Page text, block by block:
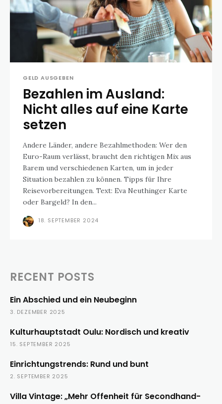
GELD AUSGEBEN
Bezahlen im Ausland:
Nicht alles auf eine Karte
setzen
Andere Länder, andere Bezahlmethoden: Wer den
Euro-Raum verlässt, braucht den richtigen Mix aus
Barem und verschiedenen Karten, um in jeder
Situation bezahlen zu können. Tipps für Ihre
Reisevorbereitungen. Text: Eva Neuthinger Karte
oder Bargeld? In den...
18. SEPTEMBER 2024
RECENT POSTS
Ein Abschied und ein Neubeginn
3. DEZEMBER 2025
Kulturhauptstadt Oulu: Nordisch und kreativ
15. SEPTEMBER 2025
Einrichtungstrends: Rund und bunt
2. SEPTEMBER 2025
Villa Vintage: „Mehr Offenheit für Secondhand-